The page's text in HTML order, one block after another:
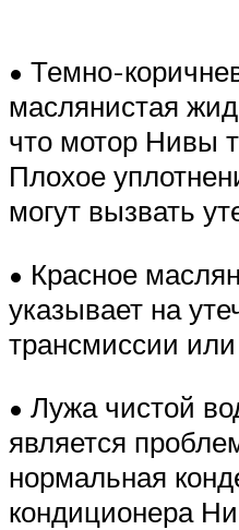
• Темно-
маслянистая
что мотор Нивы
Плохое
могут вызвать
• Красное
указывает на
трансмиссии
• Лужа чистой
является
нормальная
кондиционера